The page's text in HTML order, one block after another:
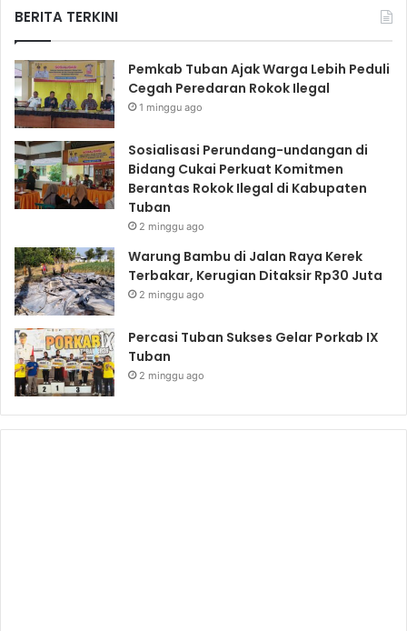
BERITA TERKINI
Pemkab Tuban Ajak Warga Lebih Peduli
Cegah Peredaran Rokok Ilegal
1 minggu ago
Sosialisasi Perundang-undangan di
Bidang Cukai Perkuat Komitmen
Berantas Rokok Ilegal di Kabupaten
Tuban
2 minggu ago
Warung Bambu di Jalan Raya Kerek
Terbakar, Kerugian Ditaksir Rp30 Juta
2 minggu ago
Percasi Tuban Sukses Gelar Porkab IX
Tuban
2 minggu ago